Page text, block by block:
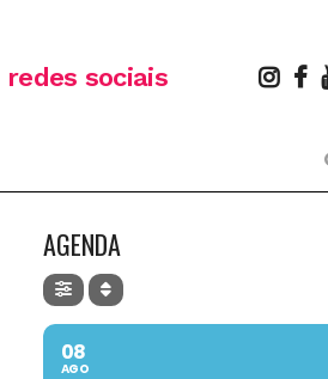
redes sociais
AGENDA
08
AGO